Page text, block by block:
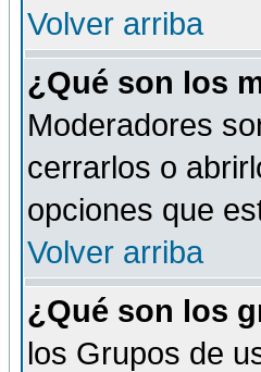
Volver arriba
¿Qué son los
Moderadores
cerrarlos o
opciones que
Volver arriba
¿Qué son los
los Grupos de